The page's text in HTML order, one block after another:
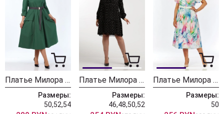
Платье Милора Стиль 1250 изумрудный
Размеры:
50,52,54
Платье Милора Стиль 1035 чёрное с принтом "ромбики"
Размеры:
46,48,50,52
Платье Милора Стиль 1224 акварель
Размеры:
50